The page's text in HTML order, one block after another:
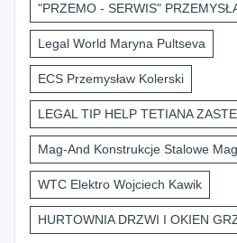
"PRZEMO - SERWIS"
Legal World Maryna Pultseva
ECS Przemysław Kolerski
LEGAL TIP HELP TETIANA
Mag-And Konstrukcje Stalowe
WTC Elektro Wojciech Kawik
HURTOWNIA DRZWI I OKIEN